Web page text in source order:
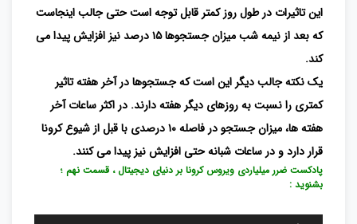
این تاثیرات در طول روز کمتر قابل توجه است حتی جالب اینجاست
که بعد از نیمه شب میزان جستجوها ۱۵ درصد نیز افزایش پیدا می
کند.
یک نکته جالب دیگر این است که جستجوها در آخر هفته تاثیر
کمتری را نسبت به روزهای دیگر هفته دارند. در اکثر ساعات آخر
هفته ها، میزان جستجو در فاصله ۱۰ درصدی با قبل از شیوع کرونا
قرار دارد و در ساعات شبانه حتی افزایش نیز پیدا می کنند.
پادکست ضرر میلیاردی ویروس کرونا بر دنیای دیجیتال ، قسمت نهم ؛
بشنوید :